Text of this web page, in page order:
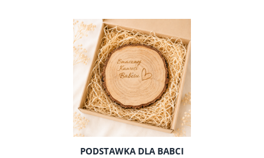
do koszyka
PODSTAWKA DLA BABCI